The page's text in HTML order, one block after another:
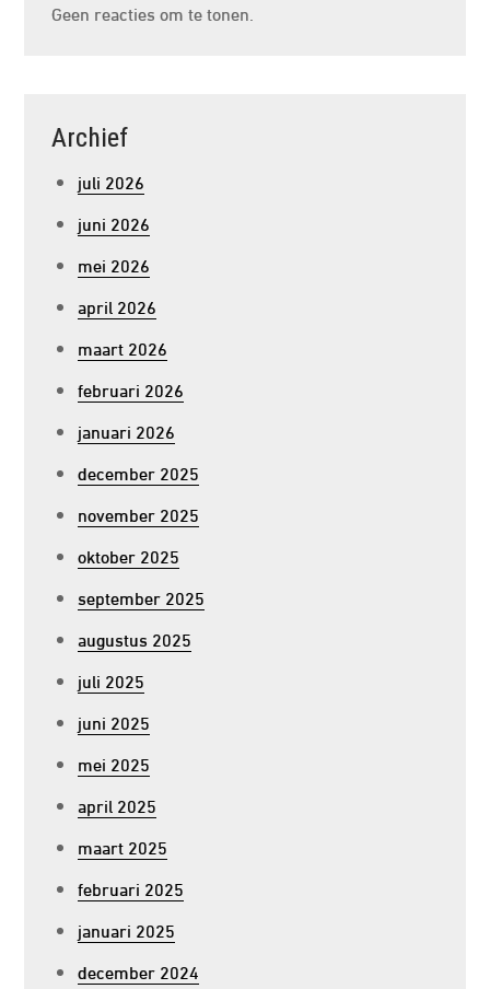
Geen reacties om te tonen.
Archief
juli 2026
juni 2026
mei 2026
april 2026
maart 2026
februari 2026
januari 2026
december 2025
november 2025
oktober 2025
september 2025
augustus 2025
juli 2025
juni 2025
mei 2025
april 2025
maart 2025
februari 2025
januari 2025
december 2024